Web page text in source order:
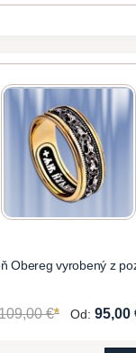
Obereg vyrobený z
€* Od: 95,00